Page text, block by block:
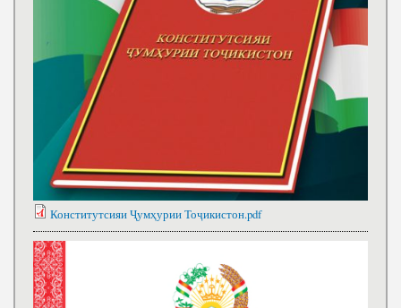
Конститутсияи Ҷумҳурии Тоҷикистон.pdf